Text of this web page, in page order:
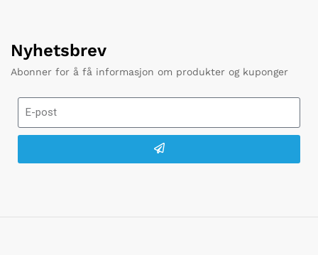
Nyhetsbrev
Abonner for å få informasjon om produkter og kuponger